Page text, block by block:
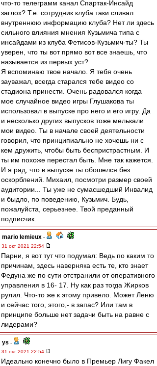
что-то телеграмм канал Спартак-Инсайд
заглох? Т.е. сотрудник клуба таки сливал
внутреннюю информацию клуба? Нет ли здесь
сильного влияния мнения Кузьмича типа с
инсайдами из клуба Фетисов-Кузьмич-ты? Ты
уверен, что ты вот прямо вот все знаешь, что
называется из первых уст?
Я вспоминаю твое начало. Я тебя очень
зауважал, всегда старался тебе видео со
стадиона принести. Очень радовался когда
мое случайное видео игры Глушакова ты
использовал в выпуске про него и его игру. Да
и несколько других выпусков тоже мелькали
мои видео. Ты в начале своей деятельности
говорил, что принципиально не хочешь ни с
кем дружить, чтобы быть беспристрастным. И
ты им похоже перестал быть. Мне так кажется.
И я рад, что в выпуске ты обошелся без
оскорблений. Михаил, посмотри размер своей
аудитории... Ты уже не сумасшедший Инвалид
и быдло, по поведению, Кузьмич. Будь,
пожалуйста, серьезнее. Твой преданный
подписчик.
mario lemieux -
31 окт 2021 22:54
Парни, я вот тут что подумал: Ведь по каким то
причинам, здесь наверняка есть те, кто знает
Федуна же по сути отстранили от оперативного
управления в 16- 17. Ну как раз тогда Жирков
рулил. Что-то же к этому привело. Может Леню
и сейчас того, этого,- в запас? Или там в
принципе больше нет задачи быть на равне с
лидерами?
ys -
31 окт 2021 22:54
Идеально конечно было в Премьер Лигу Факел